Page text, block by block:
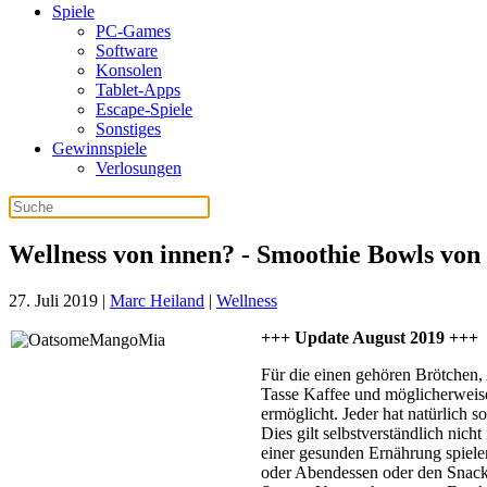
Spiele
PC-Games
Software
Konsolen
Tablet-Apps
Escape-Spiele
Sonstiges
Gewinnspiele
Verlosungen
Wellness von innen? - Smoothie Bowls
27. Juli 2019 | Marc Heiland | Wellness
+++ Update August 2019 +++
Für die einen gehören
Tasse Kaffee und
ermöglicht. Jeder hat natürlich
Dies gilt selbstverständlich
einer gesunden Ernährung
oder Abendessen oder den